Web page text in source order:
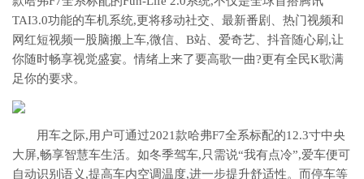
TAI3.0功能的车机系统,更将移动社交、最新番剧、热门视频和
网红短视频一股脑搬上车,微信、B站、爱奇艺、抖音随心刷,让
你随时畅享视觉盛宴。情绪上来了要高歌一曲?更有全民K歌满
足你的要求。
用车之际,用户可通过2021款哈弗F7全系标配的12.3寸中央
大屏,畅享智慧车生活。如冬季驾车,只需说“我有点冷”,爱车便可
自动识别语义,提高车内空调温度,进一步提升舒适性。而停车等